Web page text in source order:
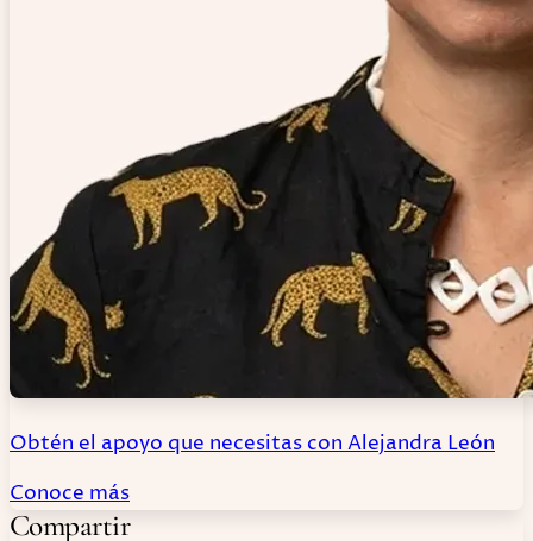
Obtén el apoyo que necesitas con Alejandra León
Conoce más
Compartir